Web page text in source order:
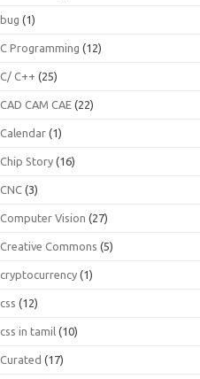
bug (1)
C Programming (12)
C/ C++ (25)
CAD CAM CAE (22)
Calendar (1)
Chip Story (16)
CNC (3)
Computer Vision (27)
Creative Commons (5)
cryptocurrency (1)
css (12)
css in tamil (10)
Curated (17)